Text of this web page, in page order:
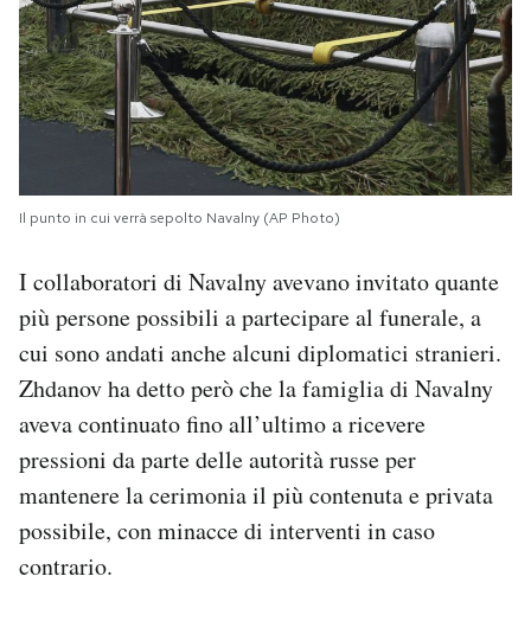
Il punto in cui verrà sepolto Navalny (AP Photo)
I collaboratori di Navalny avevano invitato quante
più persone possibili a partecipare al funerale, a
cui sono andati anche alcuni diplomatici stranieri.
Zhdanov ha detto però che la famiglia di Navalny
aveva continuato fino all’ultimo a ricevere
pressioni da parte delle autorità russe per
mantenere la cerimonia il più contenuta e privata
possibile, con minacce di interventi in caso
contrario.